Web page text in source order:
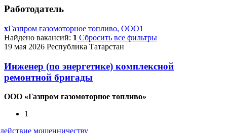
Работодатель
xГазпром газомоторное топливо, ООО1
Найдено вакансий: 1 Сбросить все фильтры
19 мая 2026 Республика Татарстан
Инженер (по энергетике) комплексной
ремонтной бригады
ООО «Газпром газомоторное топливо»
1
мошенничеству